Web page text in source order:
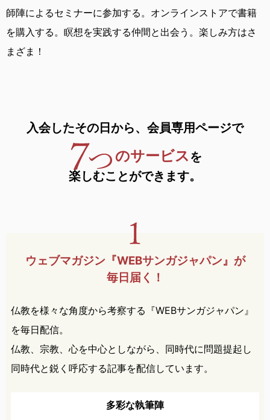
師陣によるセミナーに参加する。 オンラインストアで書籍
を購入する。 瞑想を実践する仲間と出会う。 楽しみ方はさ
まざま！
入会したその日から、 会員専用ページで
のサービス を
楽しむことができます。
ウェブマガジン『WEBサンガジャパン』が
毎日届く！
仏教を様々な角度から考察する『WEBサンガジャパン』
を毎日配信。
仏教、宗教、心を中心としながら、同時代に問題提起し
同時代と鋭く呼応する記事を配信しています。
多彩な執筆陣